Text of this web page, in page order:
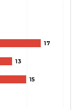
17
13
15